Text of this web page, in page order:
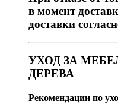
в момент
доставки
УХОД ЗА
ДЕРЕВА
Рекомендации по